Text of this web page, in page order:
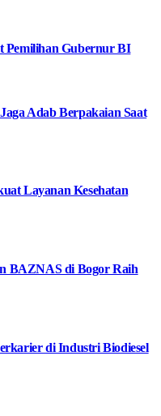
Pemilihan Gubernur BI
Adab Berpakaian Saat
Layanan Kesehatan
BAZNAS di Bogor Raih
di Industri Biodiesel